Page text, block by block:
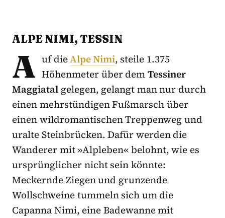
ALPE NIMI, TESSIN
A uf dieAlpe Nimi, steile 1.375
Höhenmeter über demTessiner
Maggiatal gelegen, gelangt man nur durch
einen mehrstündigen Fußmarsch über
einen wildromantischen Treppenweg und
uralte Steinbrücken. Dafür werden die
Wanderer mit »Alpleben« belohnt, wie es
ursprünglicher nicht sein könnte:
Meckernde Ziegen und grunzende
Wollschweine tummeln sich um die
Capanna Nimi, eine Badewanne mit